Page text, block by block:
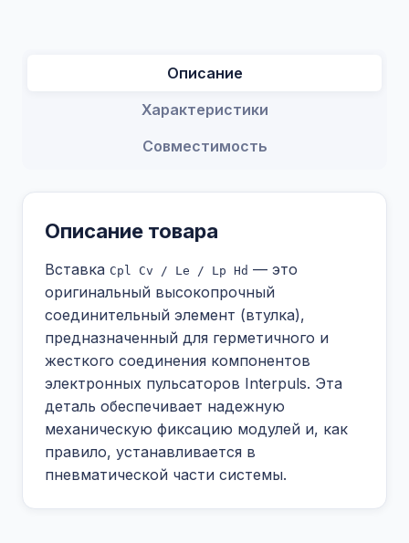
Описание
Характеристики
Совместимость
Описание товара
Вставка Cpl Cv / Le / Lp Hd — это
оригинальный высокопрочный
соединительный элемент (втулка),
предназначенный для герметичного и
жесткого соединения компонентов
электронных пульсаторов Interpuls. Эта
деталь обеспечивает надежную
механическую фиксацию модулей и, как
правило, устанавливается в
пневматической части системы.